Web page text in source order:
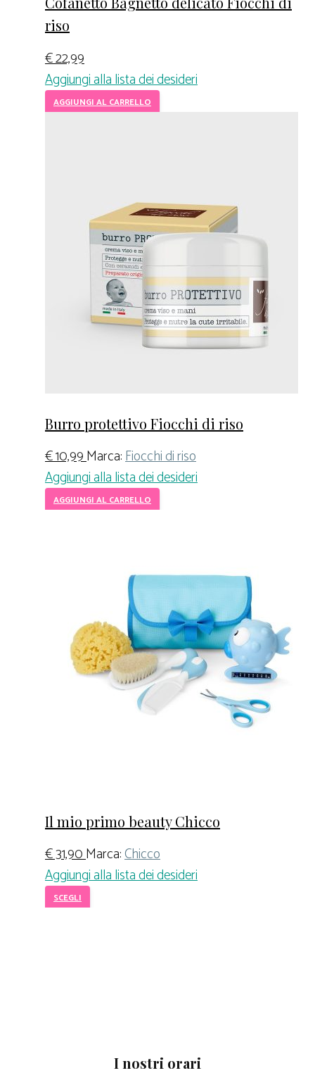
riso
€22,99
Aggiungi alla lista dei desideri
AGGIUNGI AL CARRELLO
Burro protettivo Fiocchi di riso
€10,99Marca:Fiocchi di riso
Aggiungi alla lista dei desideri
AGGIUNGI AL CARRELLO
Il mio primo beauty Chicco
€31,90Marca:Chicco
Aggiungi alla lista dei desideri
SCEGLI
I nostri orari